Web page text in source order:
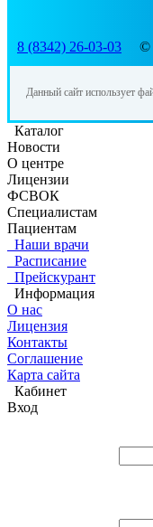
8 (8342) 26-03-03 ©
Данный сайт использует
Каталог
Новости
О центре
Лицензии
ФСВОК
Специалистам
Пациентам
Наши врачи
Расписание
Прейскурант
Информация
О нас
Лицензия
Контакты
Соглашение
Карта сайта
Кабинет
Вход